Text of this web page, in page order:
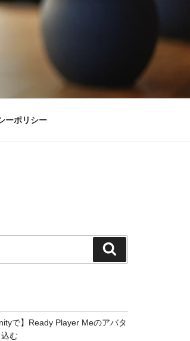
ーポリシー
索
で】Ready Player Meのアバタ
む